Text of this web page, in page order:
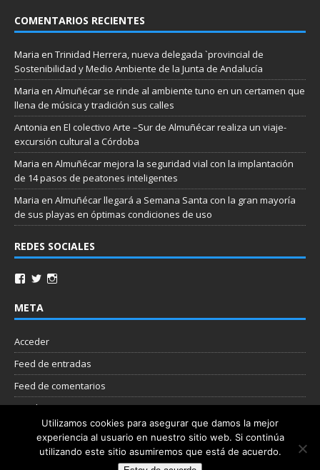
COMENTARIOS RECIENTES
Maria en Trinidad Herrera, nueva delegada `provincial de
Sostenibilidad y Medio Ambiente de la Junta de Andalucía
Maria en Almuñécar se rinde al ambiente tuno en un certamen que
llena de música y tradición sus calles
Antonia en El colectivo Arte –Sur de Almuñécar realiza un viaje-
excursión cultural a Córdoba
Maria en Almuñécar mejora la seguridad vial con la implantación
de 14 pasos de peatones inteligentes
Maria en Almuñécar llegará a Semana Santa con la gran mayoría
de sus playas en óptimas condiciones de uso
REDES SOCIALES
META
Acceder
Feed de entradas
Feed de comentarios
WordPress.org
Nube de etiquetas
Utilizamos cookies para asegurar que damos la mejor
experiencia al usuario en nuestro sitio web. Si continúa
utilizando este sitio asumiremos que está de acuerdo.